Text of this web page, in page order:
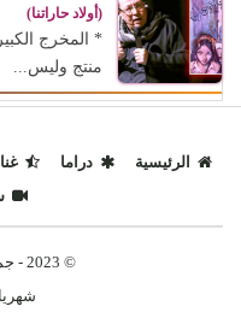
(أولاد حاراتنا)
* المخرج
منتج وليس...
الرئيسية دراما
© 2023 - جميع الحقوق محفوظة.
شهريار